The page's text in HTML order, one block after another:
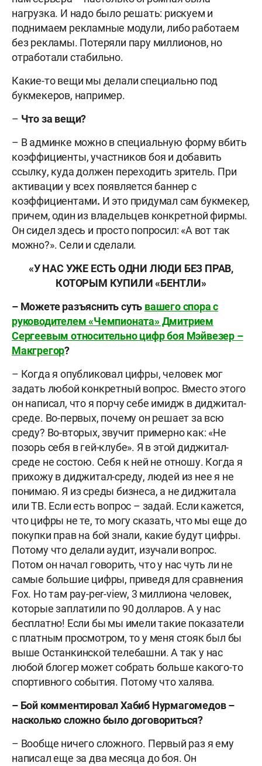
нагрузка. И надо было решать: рискуем и
поднимаем рекламные модули, либо работаем
без рекламы. Потеряли пару миллионов, но
отработали стабильно.
Какие-то вещи мы делали специально под
букмекеров, например.
– Что за вещи?
– В админке можно в специальную форму вбить
коэффициенты, участников боя и добавить
ссылку, куда должен переходить зритель. При
активации у всех появляется баннер с
коэффициентами. И это придумал сам букмекер,
причем, один из владельцев конкретной фирмы.
Он сидел здесь и просто попросил: «А вот так
можно?». Сели и сделали.
«У НАС УЖЕ ЕСТЬ ОДНИ ЛЮДИ БЕЗ ПРАВ,
КОТОРЫМ КУПИЛИ «БЕНТЛИ»
– Можете разъяснить суть вашего спора с
руководителем «Чемпионата» Дмитрием
Сергеевым относительно цифр боя Мэйвезер –
Макгрегор?
– Когда я опубликовал цифры, человек мог
задать любой конкретный вопрос. Вместо этого
он написал, что я порчу себе имидж в диджитал-
среде. Во-первых, почему он решает за всю
среду? Во-вторых, звучит примерно как: «Не
позорь себя в гей-клубе». Я в этой диджитал-
среде не состою. Себя к ней не отношу. Когда я
прихожу в диджитал-среду, людей из нее я не
понимаю. Я из среды бизнеса, а не диджитала
или ТВ. Если есть вопрос – задай. Если кажется,
что цифры не те, то могу сказать, что мы еще до
покупки прав на бой знали, какие будут цифры.
Потому что делали аудит, изучали вопрос.
Потом он начал говорить, что у нас чуть ли не
самые большие цифры, приведя для сравнения
Fox. Но там pay-per-view, 3 миллиона человек,
которые заплатили по 90 долларов. А у нас
бесплатно! Если бы мы имели такие показатели
с платным просмотром, то у меня стояк был бы
выше Останкинской телебашни. А так у нас
любой блогер может собрать больше какого-то
спортивного события. Потому что халява.
– Бой комментировал Хабиб Нурмагомедов –
насколько сложно было договориться?
– Вообще ничего сложного. Первый раз я ему
написал еще за два месяца до боя. Он